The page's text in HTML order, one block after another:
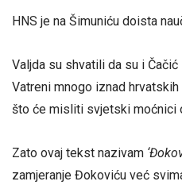
HNS je na Šimuniću doista
Valjda su shvatili da su i
Vatreni mnogo iznad
što će misliti svjetski moćnici
Zato ovaj tekst nazivam
zamjeranje Đokoviću već